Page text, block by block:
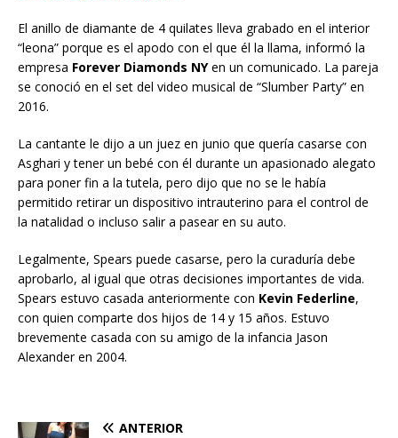
El anillo de diamante de 4 quilates lleva grabado en el interior
“leona” porque es el apodo con el que él la llama, informó la
empresa Forever Diamonds NYen un comunicado. La pareja
se conoció en el set del video musical de “Slumber Party” en
2016.
La cantante le dijo a un juez en junio que quería casarse con
Asghari y tener un bebé con él durante un apasionado alegato
para poner fin a la tutela, pero dijo que no se le había
permitido retirar un dispositivo intrauterino para el control de
la natalidad o incluso salir a pasear en su auto.
Legalmente, Spears puede casarse, pero la curaduría debe
aprobarlo, al igual que otras decisiones importantes de vida.
Spears estuvo casada anteriormente con Kevin Federline,
con quien comparte dos hijos de 14 y 15 años. Estuvo
brevemente casada con su amigo de la infancia Jason
Alexander en 2004.
ANTERIOR